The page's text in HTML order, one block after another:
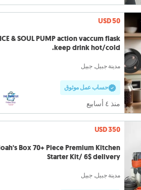
USD 50
& SOUL PUMP action vaccum flask
keep drink hot/cold.
مدينة جبيل, جبيل
حساب عمل موثوق
منذ ٤ أسابيع
USD 350
Box 70+ Piece Premium Kitchen
Starter Kit/ 6$ delivery
مدينة جبيل, جبيل